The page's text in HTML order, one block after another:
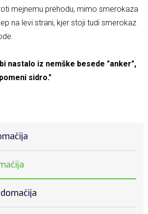
mejnemu prehodu, mimo smerokaza
na levi strani, kjer stoji tudi smerokaz
nastalo iz nemške besede "anker",
sidro."